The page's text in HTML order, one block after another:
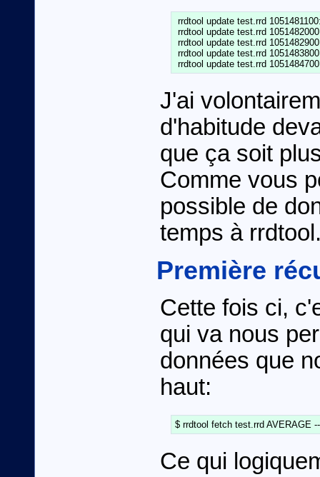
rrdtool update test.rrd
rrdtool update test.rrd
rrdtool update test.rrd
rrdtool update test.rrd
J'ai
d'habitude
que ça soit
Comme vous
possible de
temps à
Première
Cette fois ci,
qui va nous
données que
haut:
Ce qui